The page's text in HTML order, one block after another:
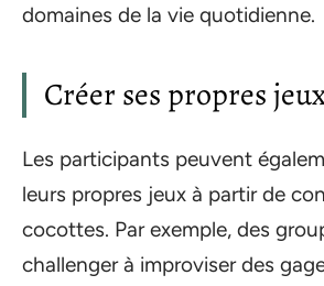
domaines de la vie quotidienne.
Créer ses propres
Les participants peuvent
leurs propres jeux à partir de
cocottes. Par exemple, des
challenger à improviser des